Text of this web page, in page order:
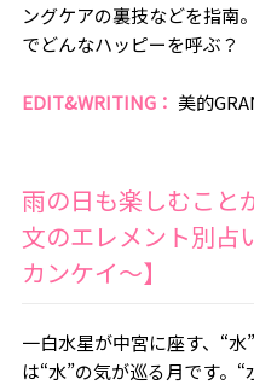
ングケアの裏技などを指南
でどんなハッピーを呼ぶ？
EDIT&WRITING： 美的
雨の日も楽しむこと
文のエレメント別占
カンケイ～】
一白水星が中宮に座す、“
は“水”の気が巡る月です。